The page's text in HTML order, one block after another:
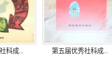
成... 第五届优秀社科成...